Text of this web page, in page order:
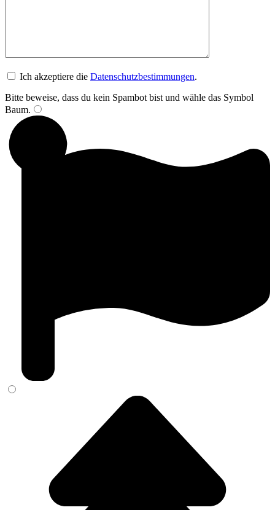
Bitte lasse dieses Feld leer.
Ich akzeptiere die Datenschutzbestimmungen.
Bitte beweise, dass du kein Spambot bist und wähle das Symbol
Baum.